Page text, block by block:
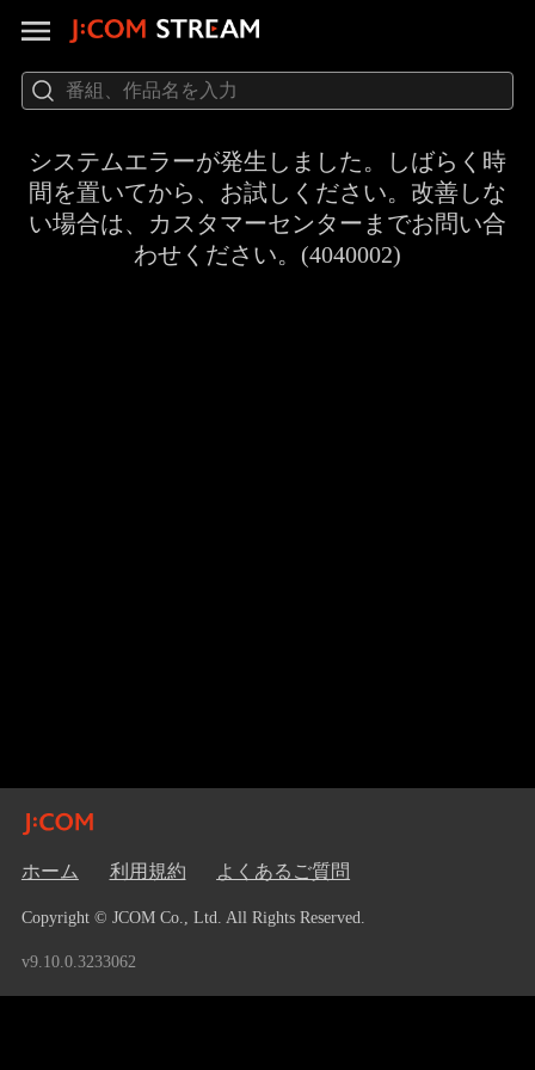
システムエラーが発生しました。しばらく時
間を置いてから、お試しください。改善しな
い場合は、カスタマーセンターまでお問い合
わせください。(4040002)
ホーム 利用規約 よくあるご質問
Copyright © JCOM Co., Ltd. All Rights Reserved.
v9.10.0.3233062